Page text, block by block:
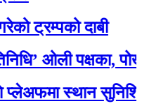
दाबी
ओली पक्षका,
स्थान सुनिश्चित